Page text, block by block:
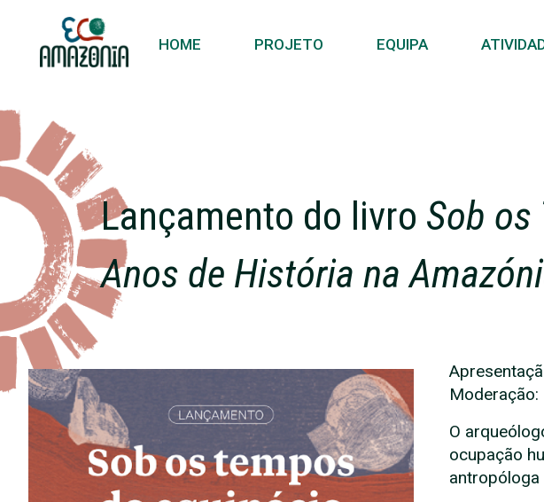
HOME PROJETO EQUIPA
Lançamento do livro Sob
Anos de História na
O
ocupação
antropóloga